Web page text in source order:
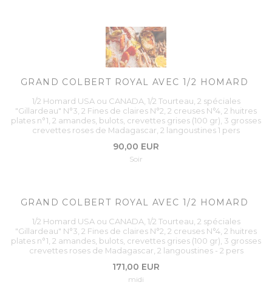
GRAND COLBERT ROYAL AVEC 1/2 HOMARD
1/2 Homard USA ou CANADA, 1/2 Tourteau, 2 spéciales
"Gillardeau" N°3, 2 Fines de claires N°2, 2 creuses N°4, 2 huitres
plates n°1, 2 amandes, bulots, crevettes grises (100 gr), 3 grosses
crevettes roses de Madagascar, 2 langoustines 1 pers
90,00 EUR
Soir
GRAND COLBERT ROYAL AVEC 1/2 HOMARD
1/2 Homard USA ou CANADA, 1/2 Tourteau, 2 spéciales
"Gillardeau" N°3, 2 Fines de claires N°2, 2 creuses N°4, 2 huitres
plates n°1, 2 amandes, bulots, crevettes grises (100 gr), 3 grosses
crevettes roses de Madagascar, 2 langoustines - 2 pers
171,00 EUR
midi